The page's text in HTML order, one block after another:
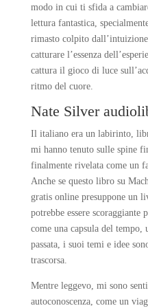
modo in cui ti sfida a
lettura fantastica,
rimasto colpito
catturare l’essenza
cattura il gioco di luce
ritmo del cuore.
Nate Silver
Il italiano era un labirinto,
mi hanno tenuto sulle spine
finalmente rivelata come un
Anche se questo libro su
gratis online presuppone un
potrebbe essere
come una capsula del
passata, i suoi temi e idee
trascorsa.
Mentre leggevo, mi sono
autoconoscenza, come un